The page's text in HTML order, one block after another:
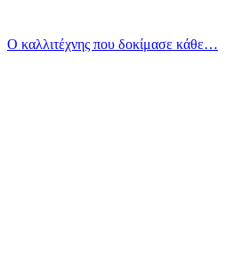
Ο καλλιτέχνης που δοκίμασε κάθε…